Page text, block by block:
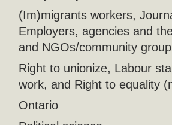
(Im)migrants workers,
Employers, agencies and
and NGOs/community
Right to unionize, Labour
work, and Right to equality
Ontario